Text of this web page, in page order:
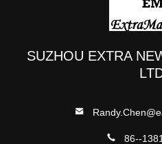
SUZHOU EXTRA
86--